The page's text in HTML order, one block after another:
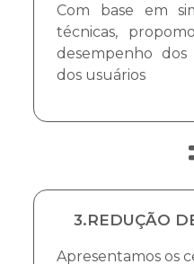
Com base em
técnicas,
desempenho
dos usuários
3.REDUÇÃO
Apresentamos os